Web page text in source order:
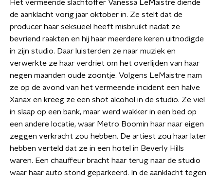
Het vermeende slachtoffer Vanessa LeMaistre diende
de aanklacht vorig jaar oktober in. Ze stelt dat de
producer haar seksueel heeft misbruikt nadat ze
bevriend raakten en hij haar meerdere keren uitnodigde
in zijn studio. Daar luisterden ze naar muziek en
verwerkte ze haar verdriet om het overlijden van haar
negen maanden oude zoontje. Volgens LeMaistre nam
ze op de avond van het vermeende incident een halve
Xanax en kreeg ze een shot alcohol in de studio. Ze viel
in slaap op een bank, maar werd wakker in een bed op
een andere locatie, waar Metro Boomin haar naar eigen
zeggen verkracht zou hebben. De artiest zou haar later
hebben verteld dat ze in een hotel in Beverly Hills
waren. Een chauffeur bracht haar terug naar de studio
waar haar auto stond geparkeerd. In de aanklacht tegen